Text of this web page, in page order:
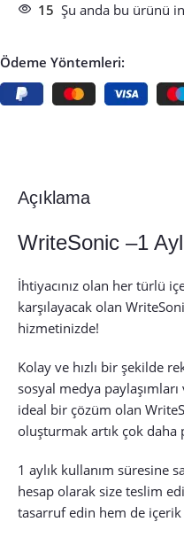
15 Şu anda bu ürünü
Ödeme Yöntemleri:
Açıklama
WriteSonic –1
İhtiyacınız olan her türlü
karşılayacak olan
hizmetinizde!
Kolay ve hızlı bir şekilde
sosyal medya
ideal bir çözüm olan
oluşturmak artık çok daha
1 aylık kullanım süresine
hesap olarak size teslim
tasarruf edin hem de